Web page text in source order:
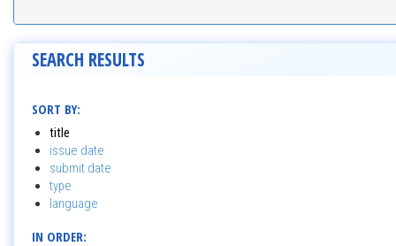
SEARCH RESULTS
SORT BY:
title
issue date
submit date
type
language
IN ORDER: